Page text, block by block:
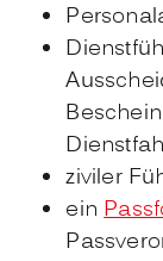
ziviler
ein